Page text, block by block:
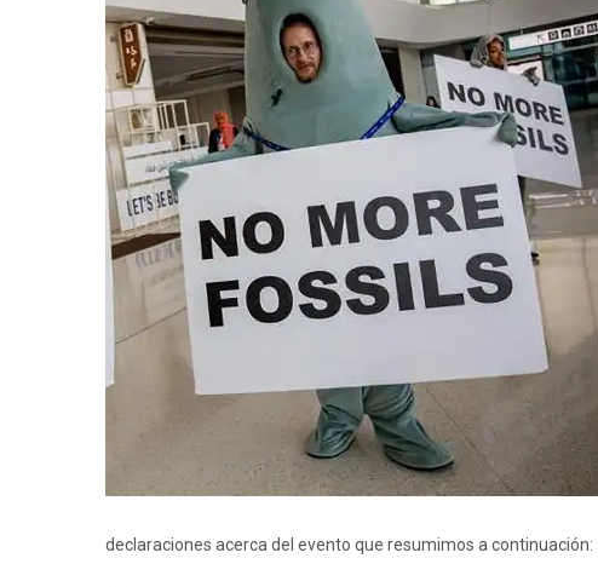
declaraciones acerca del evento que resumimos a continuación: